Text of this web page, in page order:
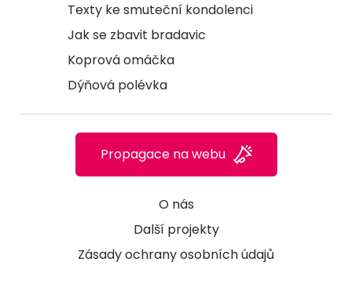
Texty ke smuteční kondolenci
Jak se zbavit bradavic
Koprová omáčka
Dýňová polévka
O nás
Další projekty
Zásady ochrany osobních údajů
Propagace na webu